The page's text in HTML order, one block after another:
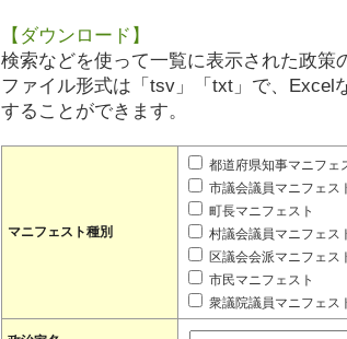
【ダウンロード】
検索などを使って一覧に表示された政策
ファイル形式は「tsv」「txt」で、Excel
することができます。
マニフェスト種別
都道府県知事マニフェ
市議会議員マニフェス
町長マニフェスト
村議会議員マニフェス
区議会会派マニフェス
市民マニフェスト
衆議院議員マニフェス